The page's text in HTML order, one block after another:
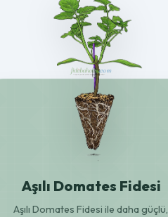
Aşılı Domates Fidesi
Aşılı Domates Fidesi ile daha güçlü,